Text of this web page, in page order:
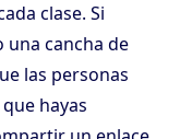
clase. Si
una cancha de
las personas
hayas